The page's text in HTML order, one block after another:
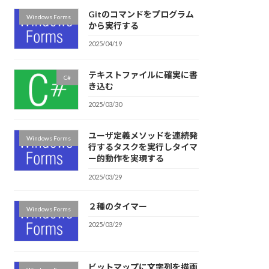
Windows Forms
Gitのコマンドをプログラム
から実行する
2025/04/19
C#
テキストファイルに確実に書
き込む
2025/03/30
Windows Forms
ユーザ定義メソッドを連続発
行するタスクを実行しタイマ
ー的動作を実現する
2025/03/29
Windows Forms ２種のタイマー
2025/03/29
ビットマップに文字列を描画